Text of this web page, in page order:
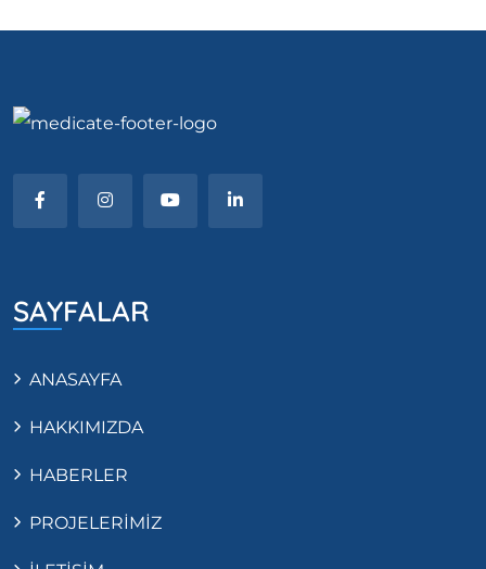
SAYFALAR
ANASAYFA
HAKKIMIZDA
HABERLER
PROJELERİMİZ